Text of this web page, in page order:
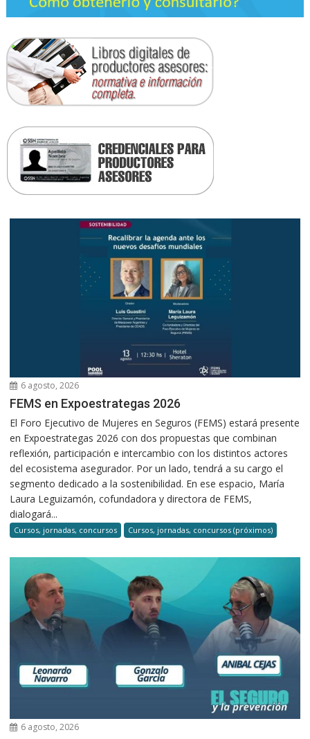
6 agosto, 2026
FEMS en Expoestrategas 2026
El Foro Ejecutivo de Mujeres en Seguros (FEMS) estará presente
en Expoestrategas 2026 con dos propuestas que combinan
reflexión, participación e intercambio con los distintos actores
del ecosistema asegurador. Por un lado, tendrá a su cargo el
segmento dedicado a la sostenibilidad. En ese espacio, María
Laura Leguizamón, cofundadora y directora de FEMS,
dialogará...
Cursos, jornadas, concursos Cursos, jornadas, concursos (próximos)
6 agosto, 2026